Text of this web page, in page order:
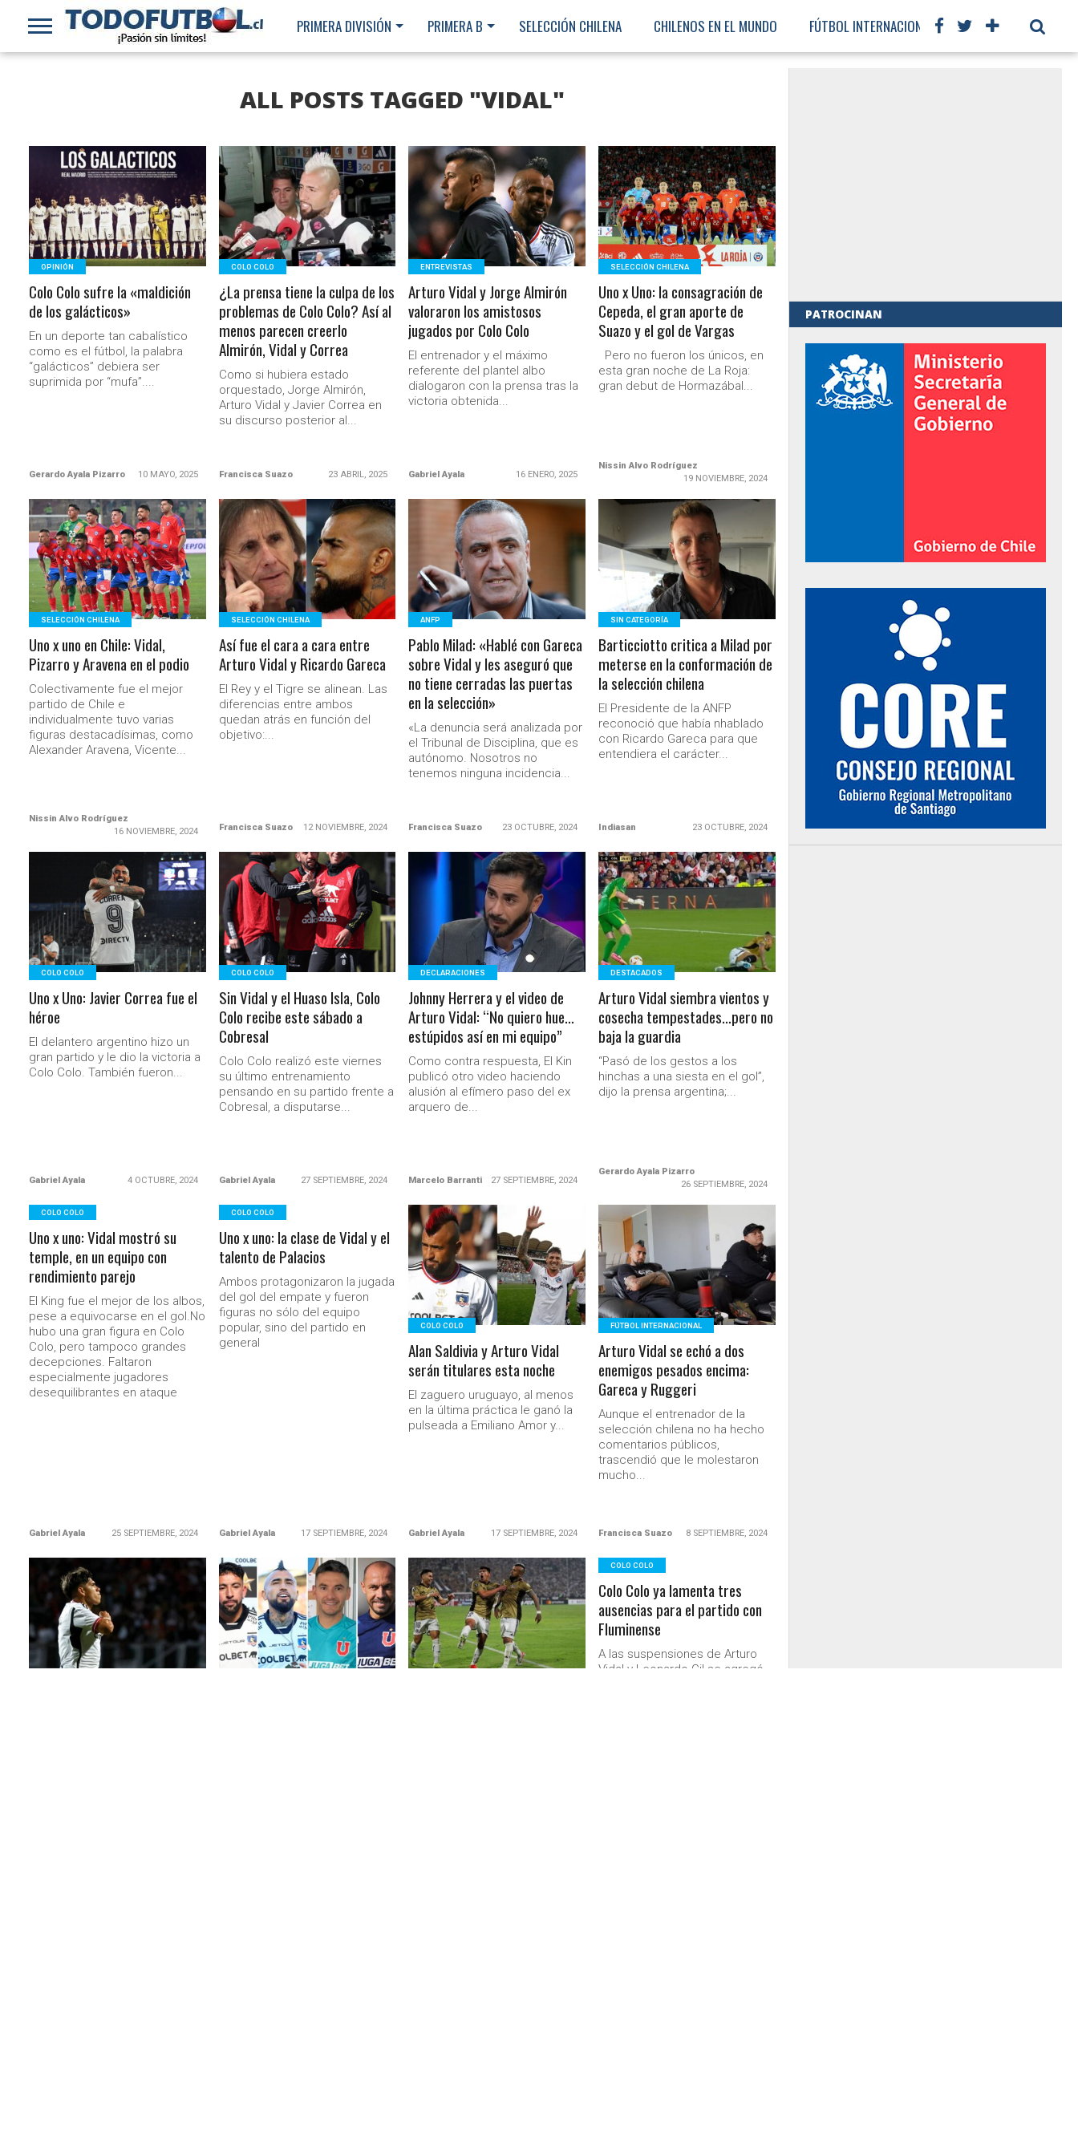
PRIMERA DIVISIÓN PRIMERA B SELECCIÓN CHILENA CHILENOS EN EL MUNDO FÚTBOL INTERNACIONAL
ALL POSTS TAGGED "VIDAL"
LEER MÁS
OPINIÓN
Colo Colo sufre la «maldición
de los galácticos»
En un deporte tan cabalístico
como es el fútbol, la palabra
“galácticos” debiera ser
suprimida por “mufa”....
Gerardo Ayala Pizarro 10 MAYO, 2025
LEER MÁS
COLO COLO
¿La prensa tiene la culpa de los
problemas de Colo Colo? Así al
menos parecen creerlo
Almirón, Vidal y Correa
Como si hubiera estado
orquestado, Jorge Almirón,
Arturo Vidal y Javier Correa en
su discurso posterior al...
Francisca Suazo 23 ABRIL, 2025
LEER MÁS
ENTREVISTAS
Arturo Vidal y Jorge Almirón
valoraron los amistosos
jugados por Colo Colo
El entrenador y el máximo
referente del plantel albo
dialogaron con la prensa tras la
victoria obtenida...
Gabriel Ayala 16 ENERO, 2025
LEER MÁS
SELECCIÓN CHILENA
Uno x Uno: la consagración de
Cepeda, el gran aporte de
Suazo y el gol de Vargas
Pero no fueron los únicos, en
esta gran noche de La Roja:
gran debut de Hormazábal...
Nissin Alvo Rodríguez
19 NOVIEMBRE, 2024
LEER MÁS
SELECCIÓN CHILENA
Uno x uno en Chile: Vidal,
Pizarro y Aravena en el podio
Colectivamente fue el mejor
partido de Chile e
individualmente tuvo varias
figuras destacadísimas, como
Alexander Aravena, Vicente...
Nissin Alvo Rodríguez
16 NOVIEMBRE, 2024
LEER MÁS
SELECCIÓN CHILENA
Así fue el cara a cara entre
Arturo Vidal y Ricardo Gareca
El Rey y el Tigre se alinean. Las
diferencias entre ambos
quedan atrás en función del
objetivo:...
Francisca Suazo 12 NOVIEMBRE, 2024
LEER MÁS
ANFP
Pablo Milad: «Hablé con Gareca
sobre Vidal y les aseguró que
no tiene cerradas las puertas
en la selección»
«La denuncia será analizada por
el Tribunal de Disciplina, que es
autónomo. Nosotros no
tenemos ninguna incidencia...
Francisca Suazo 23 OCTUBRE, 2024
LEER MÁS
SIN CATEGORÍA
Barticciotto critica a Milad por
meterse en la conformación de
la selección chilena
El Presidente de la ANFP
reconoció que había nhablado
con Ricardo Gareca para que
entendiera el carácter...
Indiasan 23 OCTUBRE, 2024
LEER MÁS
COLO COLO
Uno x Uno: Javier Correa fue el
héroe
El delantero argentino hizo un
gran partido y le dio la victoria a
Colo Colo. También fueron...
Gabriel Ayala 4 OCTUBRE, 2024
LEER MÁS
COLO COLO
Sin Vidal y el Huaso Isla, Colo
Colo recibe este sábado a
Cobresal
Colo Colo realizó este viernes
su último entrenamiento
pensando en su partido frente a
Cobresal, a disputarse...
Gabriel Ayala 27 SEPTIEMBRE, 2024
LEER MÁS
DECLARACIONES
Johnny Herrera y el video de
Arturo Vidal: “No quiero hue…
estúpidos así en mi equipo”
Como contra respuesta, El Kin
publicó otro video haciendo
alusión al efímero paso del ex
arquero de...
Marcelo Barranti 27 SEPTIEMBRE, 2024
LEER MÁS
DESTACADOS
Arturo Vidal siembra vientos y
cosecha tempestades…pero no
baja la guardia
“Pasó de los gestos a los
hinchas a una siesta en el gol”,
dijo la prensa argentina;...
Gerardo Ayala Pizarro
26 SEPTIEMBRE, 2024
COLO COLO
Uno x uno: Vidal mostró su
temple, en un equipo con
rendimiento parejo
El King fue el mejor de los albos,
pese a equivocarse en el gol.No
hubo una gran figura en Colo
Colo, pero tampoco grandes
decepciones. Faltaron
especialmente jugadores
desequilibrantes en ataque
Gabriel Ayala 25 SEPTIEMBRE, 2024
COLO COLO
Uno x uno: la clase de Vidal y el
talento de Palacios
Ambos protagonizaron la jugada
del gol del empate y fueron
figuras no sólo del equipo
popular, sino del partido en
general
Gabriel Ayala 17 SEPTIEMBRE, 2024
LEER MÁS
COLO COLO
Alan Saldivia y Arturo Vidal
serán titulares esta noche
El zaguero uruguayo, al menos
en la última práctica le ganó la
pulseada a Emiliano Amor y...
Gabriel Ayala 17 SEPTIEMBRE, 2024
LEER MÁS
FÚTBOL INTERNACIONAL
Arturo Vidal se echó a dos
enemigos pesados encima:
Gareca y Ruggeri
Aunque el entrenador de la
selección chilena no ha hecho
comentarios públicos,
trascendió que le molestaron
mucho...
Francisca Suazo 8 SEPTIEMBRE, 2024
LEER MÁS LEER MÁS LEER MÁS
COLO COLO
Colo Colo ya lamenta tres
ausencias para el partido con
Fluminense
A las suspensiones de Arturo
Vidal y Leonardo Gil se agregó
PATROCINAN
Ministerio Secretaría General de Gobierno
Ministerio Secretaría General de Gobierno